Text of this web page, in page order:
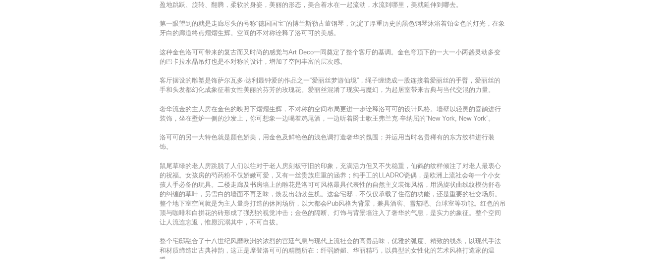
盈地跳跃、旋转、翻腾，柔软的身姿，美丽的形态，美合着水在一起流动，水流到哪里，美就延伸到哪去。
第一眼望到的就是走廊尽头的号称“德国国宝”的博兰斯勒古董钢琴，沉淀了厚重历史的黑色钢琴沐浴着铂金色的灯光，在象
牙白的廊道终点熠熠生辉。空间的不对称诠释了洛可可的美感。
这种金色洛可可带来的复古而又时尚的感觉与Art Deco一同奠定了整个客厅的基调。金色穹顶下的一大一小两盏灵动多变
的巴卡拉水晶吊灯也是不对称的设计，增加了空间丰富的层次感。
客厅摆设的雕塑是饰萨尔瓦多·达利最钟爱的作品之一“爱丽丝梦游仙境”，绳子缠绕成一股连接着爱丽丝的手臂，爱丽丝的
手和头发都幻化成象征着女性美丽的芬芳的玫瑰花。爱丽丝混淆了现实与魔幻，为起居室带来古典与当代交混的力量。
奢华流金的主人房在金色的映照下熠熠生辉，不对称的空间布局更进一步诠释洛可可的设计风格。墙壁以轻灵的喜鹊进行
装饰，坐在壁炉一侧的沙发上，你可想象一边喝着鸡尾酒，一边听着爵士歌王弗兰克·辛纳屈的“New York, New York”。
洛可可的另一大特色就是颜色娇美，用金色及鲜艳色的浅色调打造奢华的氛围；并运用当时名贵稀有的东方纹样进行装
饰。
鼠尾草绿的老人房跳脱了人们以往对于老人房刻板守旧的印象，充满活力但又不失稳重，仙鹤的纹样倾注了对老人最衷心
的祝福。女孩房的芍药粉不仅娇嫩可爱，又有一丝贵族庄重的涵养；纯手工的LLADRO瓷偶，是欧洲上流社会每一个小女
孩人手必备的玩具。二楼走廊及书房墙上的雕花是洛可可风格最具代表性的自然主义装饰风格，用涡旋状曲线纹模仿舒卷
的纠缠的草叶，另雪白的墙面不再乏味，焕发出勃勃生机。这套宅邸，不仅仅承载了住宿的功能，还是重要的社交场所。
整个地下室空间就是为主人量身打造的休闲场所，以大都会Pub风格为背景，兼具酒窖、雪茄吧、台球室等功能。红色的吊
顶与咖啡和白拼花的砖形成了强烈的视觉冲击；金色的隔断、灯饰与背景墙注入了奢华的气息，是实力的象征。整个空间
让人流连忘返，惟愿沉溺其中，不可自拔。
整个宅邸融合了十八世纪风靡欧洲的浓烈的宫廷气息与现代上流社会的高贵品味，优雅的弧度、精致的线条，以现代手法
和材质缔造出古典神韵，这正是摩登洛可可的精髓所在：纤弱娇媚、华丽精巧，以典型的女性化的艺术风格打造家的温